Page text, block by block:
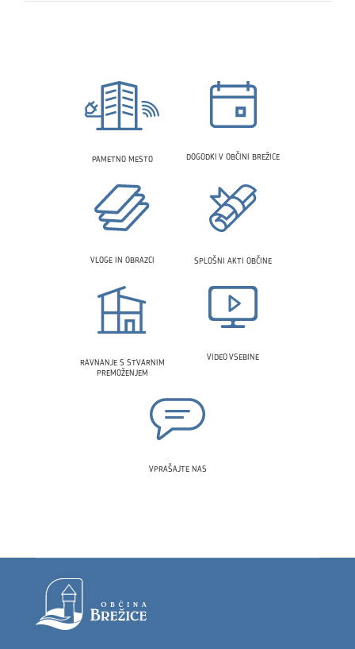
PAMETNO MESTO DOGODKI V OBČINI BREŽICE
VLOGE IN OBRAZCI SPLOŠNI AKTI OBČINE
RAVNANJE S STVARNIM
PREMOŽENJEM
VIDEO VSEBINE
VPRAŠAJTE NAS
Noga strani